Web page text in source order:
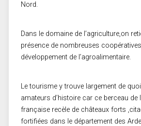
Nord.
Dans le domaine de l’agriculture,on
présence de nombreuses
développement de l’agroalimentaire.
Le tourisme y trouve largement de
amateurs d’histoire car ce berceau de
française recèle de châteaux forts
fortifiées dans le département des